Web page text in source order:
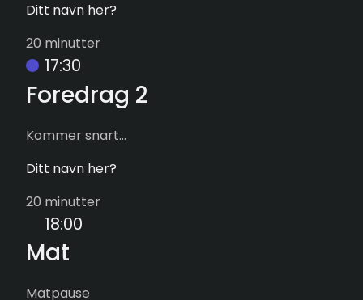
Ditt navn her?
20 minutter
17:30
Foredrag 2
Kommer snart...
Ditt navn her?
20 minutter
18:00
Mat
Matpause